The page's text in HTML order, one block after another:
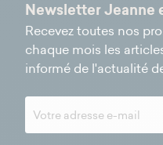
Newsletter Jeanne
Recevez toutes nos
chaque mois les
informé de l'actualité